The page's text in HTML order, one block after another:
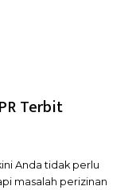
Terbit
Anda tidak perlu
masalah perizinan